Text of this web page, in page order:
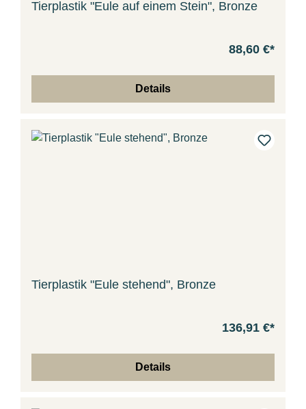
Tierplastik "Eule auf einem Stein", Bronze
88,60 €*
Details
Tierplastik "Eule stehend", Bronze
136,91 €*
Details